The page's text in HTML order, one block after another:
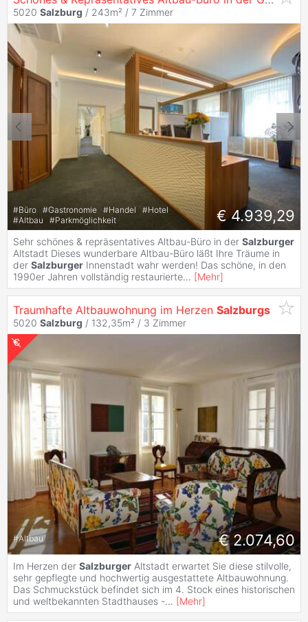
5020 Salzburg / 243m² / 7 Zimmer
#Büro #Gastronomie #Handel #Hotel
#Altbau #Parkmöglichkeit € 4.939,29
Sehr schönes & repräsentatives Altbau-Büro in der Salzburger
Altstadt Dieses wunderbare Altbau-Büro läßt Ihre Träume in
der Salzburger Innenstadt wahr werden! Das schöne, in den
1990er Jahren vollständig restaurierte... [Mehr]
Traumhafte Altbauwohnung im Herzen Salzburgs
5020 Salzburg / 132,35m² / 3 Zimmer
#Altbau € 2.074,60
Im Herzen der Salzburger Altstadt erwartet Sie diese stilvolle,
sehr gepflegte und hochwertig ausgestattete Altbauwohnung.
Das Schmuckstück befindet sich im 4. Stock eines historischen
und weltbekannten Stadthauses -... [Mehr]